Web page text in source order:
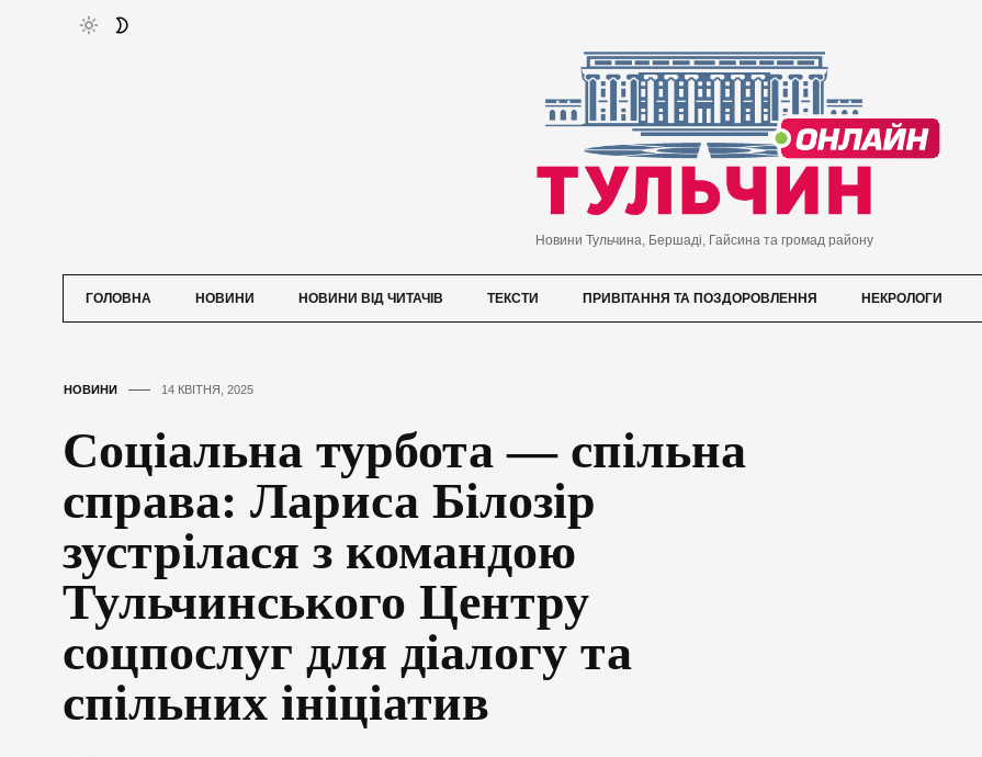
Новини Тульчина, Бершаді, Гайсина та громад району
ГОЛОВНА НОВИНИ НОВИНИ ВІД ЧИТАЧІВ ТЕКСТИ ПРИВІТАННЯ ТА ПОЗДОРОВЛЕННЯ НЕКРОЛОГИ
НОВИНИ 14 КВІТНЯ, 2025
Соціальна турбота — спільна
справа: Лариса Білозір
зустрілася з командою
Тульчинського Центру
соцпослуг для діалогу та
спільних ініціатив